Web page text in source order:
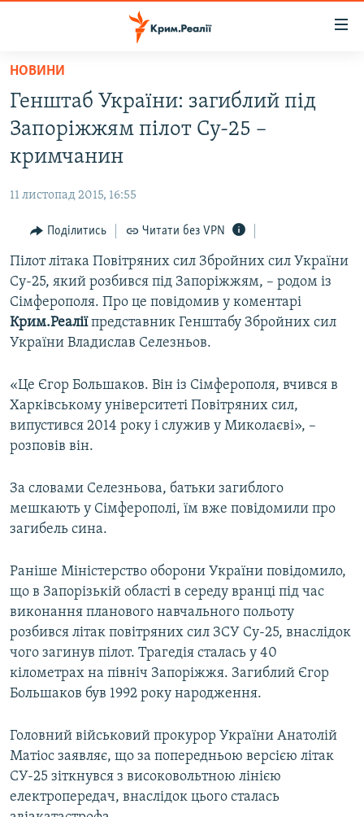
Перейти
основного
матеріалу
Перейти
до
основної
Перейти
пошуку
ВІДЕО ТА ФОТО
БЛОГИ
ПОГЛЯД
ІНТЕРВ'Ю
ВСЕ ЗА ДЕНЬ
СПЕЦПРОЕКТИ
ДЕПОРТАЦІЯ
ВІДЕОУРОКИ «ELIFBE»
СВІДЧЕННЯ ОКУПАЦІЇ
УКРАЇНСЬКА ПРОБЛЕМА КРИМУ
ЯК ОБІЙТИ БЛОКУВАННЯ
Русский
Qırımtatar
НОВИНИ
Генштаб України: загиблий під
Запоріжжям пілот Су-25 –
кримчанин
11 листопад 2015, 16:55
Поділитись Читати без VPN
Пілот літака Повітряних сил Збройних сил України
Су-25, який розбився під Запоріжжям, – родом із
Сімферополя. Про це повідомив у коментарі
Крим.Реаліїпредставник Генштабу Збройних сил
України Владислав Селезньов.
«Це Єгор Большаков. Він із Сімферополя, вчився в
Харківському університеті Повітряних сил,
випустився 2014 року і служив у Миколаєві», –
розповів він.
За словами Селезньова, батьки загиблого
мешкають у Сімферополі, їм вже повідомили про
загибель сина.
Раніше Міністерство оборони України повідомило,
що в Запорізькій області в середу вранці під час
виконання планового навчального польоту
розбився літак повітряних сил ЗСУ Су-25, внаслідок
чого загинув пілот. Трагедія сталась у 40
кілометрах на північ Запоріжжя. Загиблий Єгор
Большаков був 1992 року народження.
Головний військовий прокурор України Анатолій
Матіос заявляє, що за попередньою версією літак
СУ-25 зіткнувся з високовольтною лінією
електропередач, внаслідок цього сталась